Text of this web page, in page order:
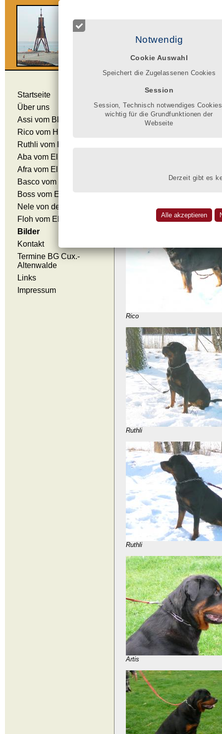
Notwendig
Cookie Auswahl
Speichert die Zugelassenen Cookies
Session
Session, Technisch notwendiges
wichtig für die Grundfunktionen der
Webseite
Derzeit gibt es
Startseite
Über uns
Assi vom Blauen Stahl
Rico vom Hause Ditscher
Ruthli vom Hause Ditscher
Aba vom Elbfeuer
Afra vom Elbfeuer
Basco vom Elbfeuer
Boss vom Elbfeuer
Nele von der Barenau
Floh vom Elbfeuer
Bilder
Kontakt
Termine BG Cux.-
Altenwalde
Links
Impressum
Bilder unserer
Rico
Ruthli
Ruthli
Artis